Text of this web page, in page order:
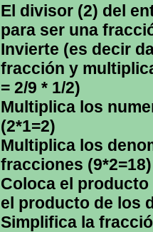
El divisor (2) del
para ser una
Invierte (es decir
fracción y
= 2/9 * 1/2)
Multiplica los
(2*1=2)
Multiplica los
fracciones (9*2=18)
Coloca el
el producto de los
Simplifica la